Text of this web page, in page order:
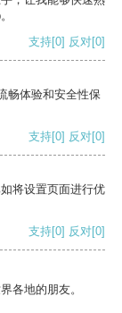
支持[0] 反对[0]
畅体验和安全性保
支持[0] 反对[0]
将设置页面进行优
支持[0] 反对[0]
各地的朋友。